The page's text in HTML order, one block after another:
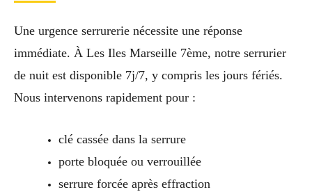
Une urgence serrurerie nécessite une réponse
immédiate. À Les Iles Marseille 7ème, notre serrurier
de nuit est disponible 7j/7, y compris les jours fériés.
Nous intervenons rapidement pour :
clé cassée dans la serrure
porte bloquée ou verrouillée
serrure forcée après effraction